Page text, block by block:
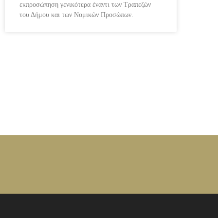
εκπροσώπηση γενικότερα έναντι των Τραπεζών
του Δήμου και των Νομικών Προσώπων.